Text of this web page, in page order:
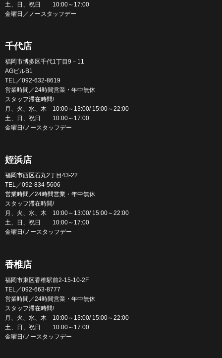
土、日、祝日 10:00～17:00
金曜日／ノースタッフデー
千代店
福岡市博多区千代1丁目9－11
AGビルB1
TEL／092-632-8619
営業時間／24時間営業・年中無休
スタッフ滞在時間/
月、火、水、木 10:00～13:00/ 15:00～22:00
土、日、祝日 10:00～17:00
金曜日/ノースタッフデー
姪浜店
福岡市西区石丸2丁目43-22
TEL／092-834-5606
営業時間／24時間営業・年中無休
スタッフ滞在時間/
月、火、水、木 10:00～13:00/ 15:00～22:00
土、日、祝日 10:00～17:00
金曜日/ノースタッフデー
香椎店
福岡市東区香椎駅前2-15-10-2F
TEL／092-663-8777
営業時間／24時間営業・年中無休
スタッフ滞在時間/
月、火、水、木 10:00～13:00/ 15:00～22:00
土、日、祝日 10:00～17:00
金曜日/ノースタッフデー